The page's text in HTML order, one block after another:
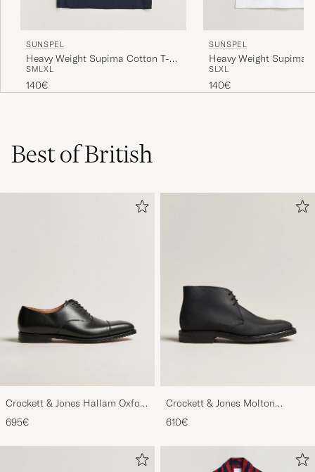
SUNSPEL
Heavy Weight Supima Cotton T-
Shirt Midnight Navy
SMLXL
140€
SUNSPEL
Heavy Weight Supima
Shirt White
SLXL
140€
Best of British
Crockett & Jones Hallam Oxford
Black Calf
695€
Crockett & Jones Molton
Chukka Black Rough-Out Suede
610€